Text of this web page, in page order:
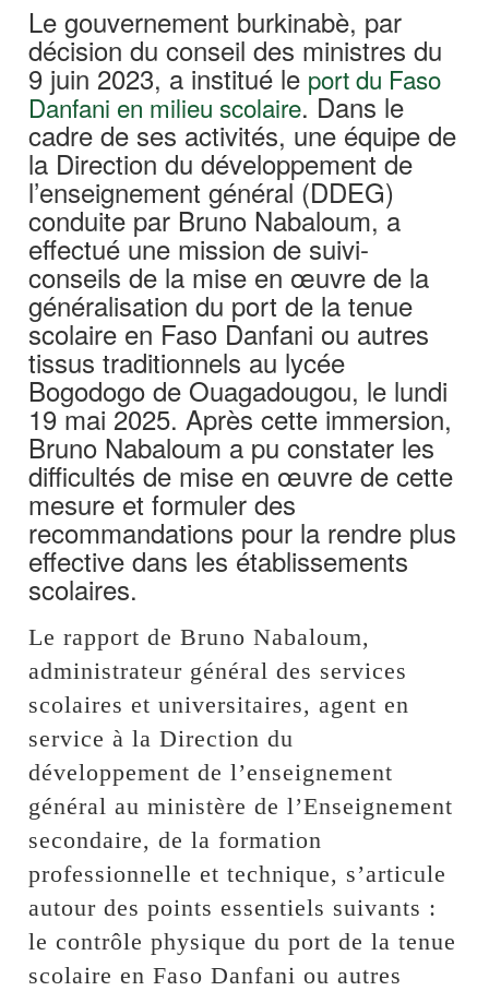
Le gouvernement burkinabè, par
décision du conseil des ministres du
9 juin 2023, a institué le port du Faso
Danfani en milieu scolaire. Dans le
cadre de ses activités, une équipe de
la Direction du développement de
l’enseignement général (DDEG)
conduite par Bruno Nabaloum, a
effectué une mission de suivi-
conseils de la mise en œuvre de la
généralisation du port de la tenue
scolaire en Faso Danfani ou autres
tissus traditionnels au lycée
Bogodogo de Ouagadougou, le lundi
19 mai 2025. Après cette immersion,
Bruno Nabaloum a pu constater les
difficultés de mise en œuvre de cette
mesure et formuler des
recommandations pour la rendre plus
effective dans les établissements
scolaires.
Le rapport de Bruno Nabaloum,
administrateur général des services
scolaires et universitaires, agent en
service à la Direction du
développement de l’enseignement
général au ministère de l’Enseignement
secondaire, de la formation
professionnelle et technique, s’articule
autour des points essentiels suivants :
le contrôle physique du port de la tenue
scolaire en Faso Danfani ou autres